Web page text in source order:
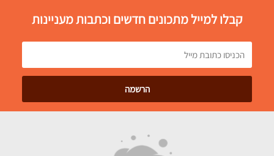
קבלו למייל מתכונים חדשים וכתבות מעניינות